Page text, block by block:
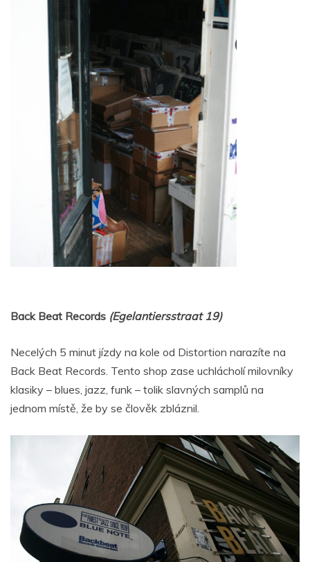
Back Beat Records (Egelantiersstraat 19)
Necelých 5 minut jízdy na kole od Distortion narazíte na
Back Beat Records. Tento shop zase uchlácholí milovníky
klasiky – blues, jazz, funk – tolik slavných samplů na
jednom místě, že by se člověk zbláznil.